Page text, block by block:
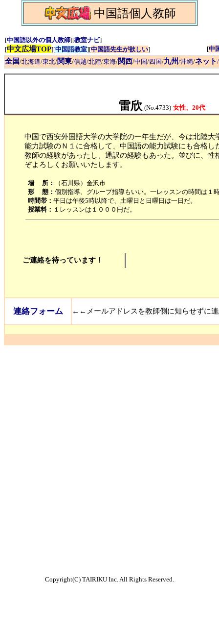
中国語個人教師
[中国語以外の個人教師][教室ナビ]
[中文広場TOP][中国語教室][中国語先生が欲しい] [中
全国/北海道/東北/関東/信越/北陸/東海/関西/中国/四国/九州/沖縄/ネット
雷欣 (No.4733) 女性、20代
中国で西安外国語大学の大学院の一年生だが、今は北陸
能力試験のＮ１に合格して、中国語の能力試験にも合格
教師の経験があったし、通訳の経験もあった。並びに、
ぞよろしくお願いいたします。
場 所：
（石川県）金沢市
形 態： 個別指導、グループ指導もいい。一レッスンの時間は１
時間帯： 平日は午後5時以降で、土曜日と日曜日は一日だ。
授業料： １レッスンは１０００円だ。
ご連絡を待っています！
連絡フォーム ←←メールアドレスを教師側に知らせずに
Copyright(C) TAIRIKU Inc. All Rights Reserved.